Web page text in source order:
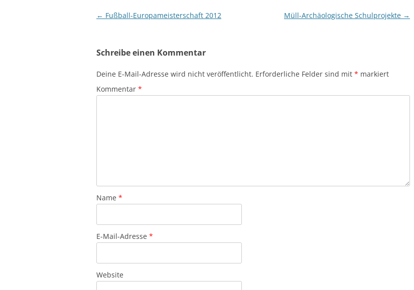
Beitragsnavigation
← Fußball-Europameisterschaft 2012 Müll-Archäologische Schulprojekte →
Schreibe einen Kommentar
Deine E-Mail-Adresse wird nicht veröffentlicht. Erforderliche Felder sind mit * markiert
Kommentar *
Name *
E-Mail-Adresse *
Website